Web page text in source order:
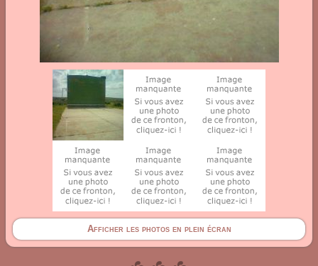
Afficher les photos en plein écran